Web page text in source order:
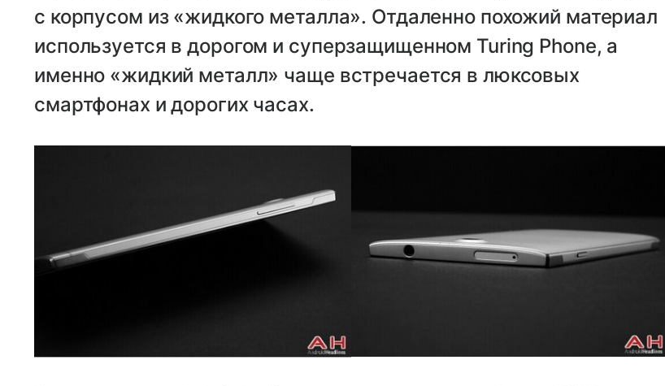
с корпусом из «жидкого металла». Отдаленно похожий материал
используется в дорогом и суперзащищенном Turing Phone, а
именно «жидкий металл» чаще встречается в люксовых
смартфонах и дорогих часах.